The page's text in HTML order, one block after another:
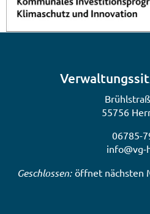
55756
06785-
info@vg-
Klicken, um weitere
Geschlossen: öffnet nächsten